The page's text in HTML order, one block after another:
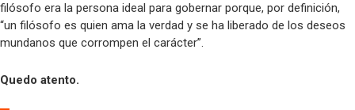
filósofo era la persona ideal para gobernar porque, por definición,
“un filósofo es quien ama la verdad y se ha liberado de los deseos
mundanos que corrompen el carácter”.
Quedo atento.